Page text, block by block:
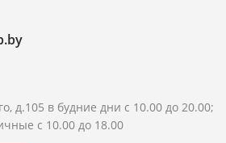
д.105 в будние дни с 10.00 до 20.00;
с 10.00 до 18.00